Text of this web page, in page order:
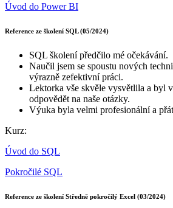
Úvod do Power BI
Reference ze školení SQL (05/2024)
SQL školení předčilo mé očekávání.
Naučil jsem se spoustu nových
výrazně zefektivní práci.
Lektorka vše skvěle vysvětlila a byl
odpovědět na naše otázky.
Výuka byla velmi profesionální a
Kurz:
Úvod do SQL
Pokročilé SQL
Reference ze školení Středně pokročilý Excel (03/2024)